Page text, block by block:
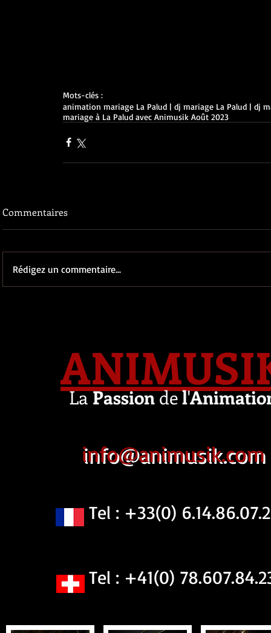
Mots-clés :
animation mariage La Palud | dj mariage La Palud | dj
mariage à La Palud avec Animusik Août 2023
Commentaires
Rédigez un commentaire...
LaPassiondel'
info@animusik.com
Tel : +33(0)
Tel : +41(0)